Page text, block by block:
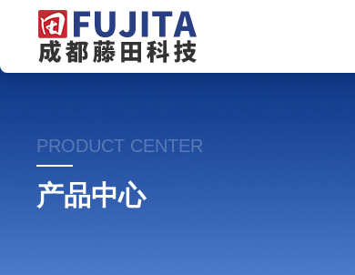
PRODUCT CENTER
产品中心